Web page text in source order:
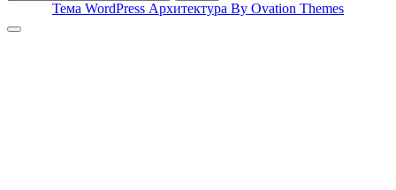
Тема WordPress Архитектура By Ovation Themes